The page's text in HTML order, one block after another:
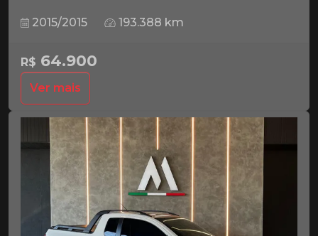
2015/2015 193.388 km
R$ 64.900
Ver mais